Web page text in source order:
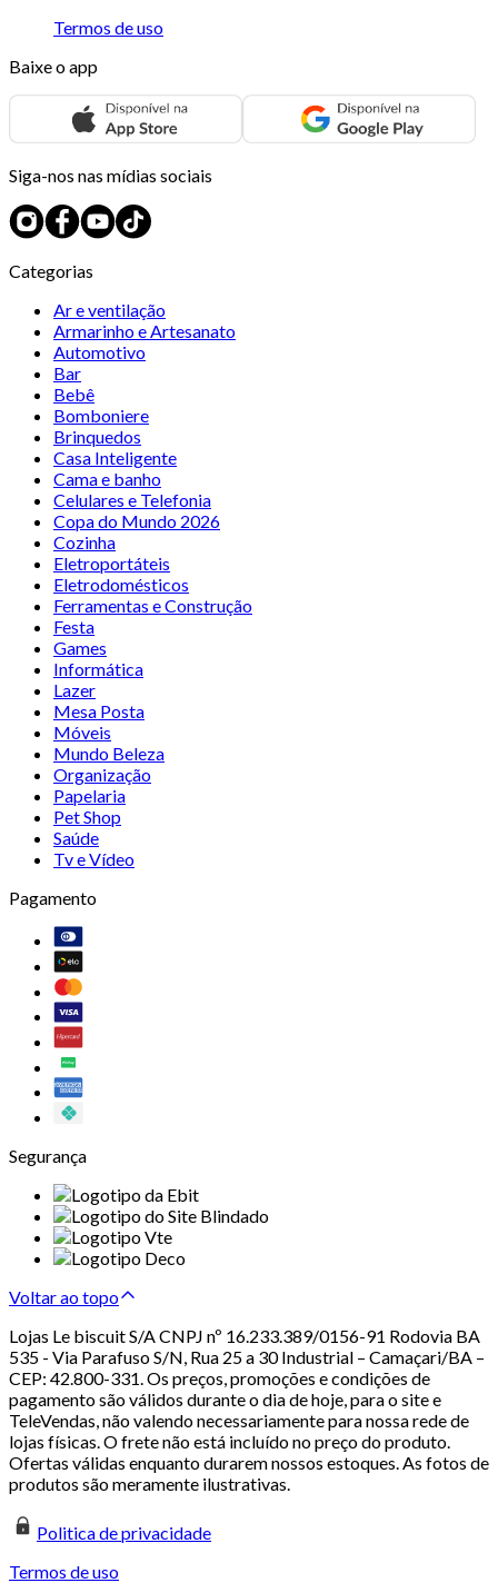
Termos de uso
Baixe o app
Siga-nos nas mídias sociais
Categorias
Ar e ventilação
Armarinho e Artesanato
Automotivo
Bar
Bebê
Bomboniere
Brinquedos
Casa Inteligente
Cama e banho
Celulares e Telefonia
Copa do Mundo 2026
Cozinha
Eletroportáteis
Eletrodomésticos
Ferramentas e Construção
Festa
Games
Informática
Lazer
Mesa Posta
Móveis
Mundo Beleza
Organização
Papelaria
Pet Shop
Saúde
Tv e Vídeo
Pagamento
Segurança
Voltar ao topo
Lojas Le biscuit S/A CNPJ nº 16.233.389/0156-91 Rodovia BA
535 - Via Parafuso S/N, Rua 25 a 30 Industrial – Camaçari/BA –
CEP: 42.800-331. Os preços, promoções e condições de
pagamento são válidos durante o dia de hoje, para o site e
TeleVendas, não valendo necessariamente para nossa rede de
lojas físicas. O frete não está incluído no preço do produto.
Ofertas válidas enquanto durarem nossos estoques. As fotos de
produtos são meramente ilustrativas.
Politica de privacidade
Termos de uso